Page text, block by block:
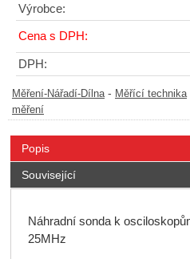
Výrobce:
Cena s DPH:
DPH:
Měření-Nářadí-Dílna - Měřící technika
měření
Popis
Související
Náhradní sonda k
25MHz